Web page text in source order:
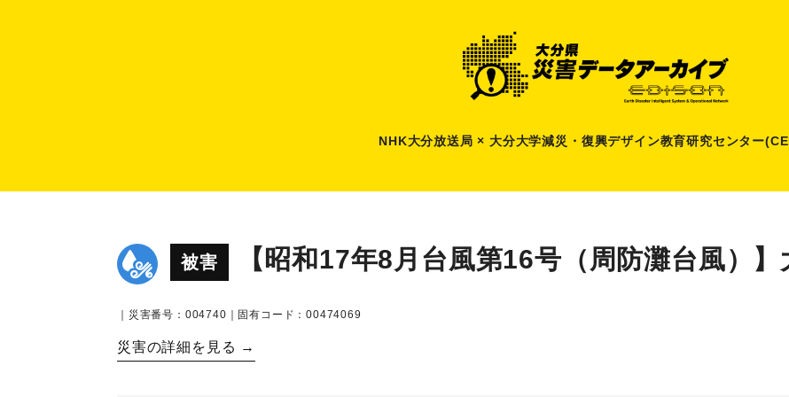
NHK大分放送局 × 大分大学減災 ・ 復興デザイン教育研究センター
被害 【昭和17年8月台風第16号（周防灘台風）
｜災害番号：004740｜固有コード：00474069
災害の詳細を見る →